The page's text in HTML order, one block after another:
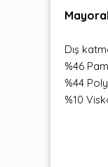
Dış
%46
%44
%10